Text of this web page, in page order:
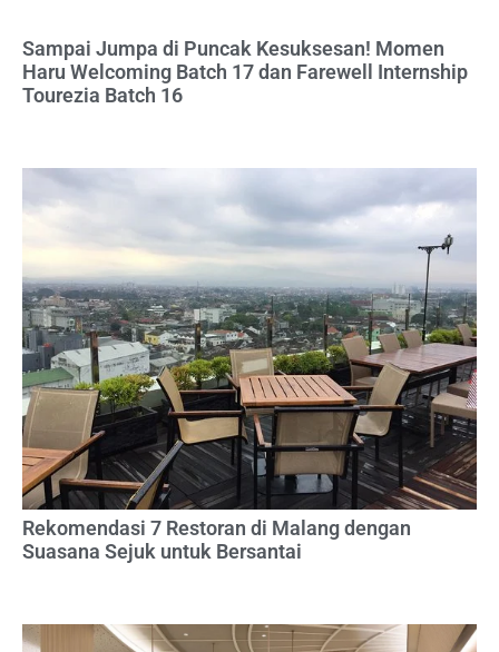
Sampai Jumpa di Puncak Kesuksesan! Momen
Haru Welcoming Batch 17 dan Farewell Internship
Tourezia Batch 16
Rekomendasi 7 Restoran di Malang dengan
Suasana Sejuk untuk Bersantai